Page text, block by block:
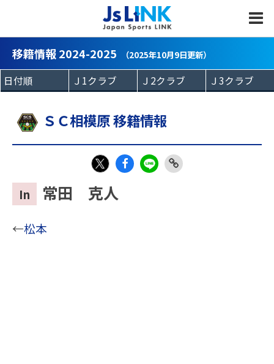
移籍情報 2024-2025 （2025年10月9日更新）
ＳＣ相模原 移籍情報
eb
In 常田 克人
←松本